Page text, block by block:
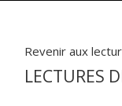
Revenir aux
LECTURES